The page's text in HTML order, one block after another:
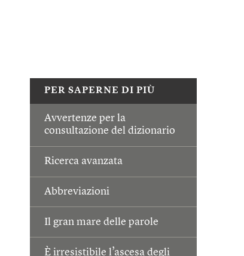
PER SAPERNE DI PIÙ
Avvertenze per la
consultazione del dizionario
Ricerca avanzata
Abbreviazioni
Il gran mare delle parole
È irresistibile l’ascesa degli